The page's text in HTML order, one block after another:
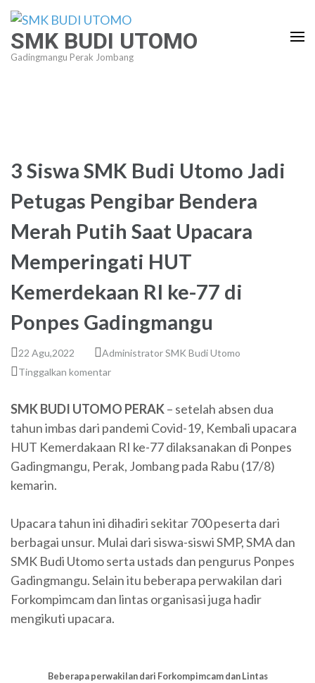
Lompat
konten
(Tekan
SMK BUDI UTOMO
Gadingmangu Perak Jombang
3 Siswa SMK Budi Utomo Jadi
Petugas Pengibar Bendera
Merah Putih Saat Upacara
Memperingati HUT
Kemerdekaan RI ke-77 di
Ponpes Gadingmangu
22 Agu,2022
Administrator SMK Budi Utomo
Tinggalkan komentar
SMK BUDI UTOMO PERAK– setelah absen dua
tahun imbas dari pandemi Covid-19, Kembali upacara
HUT Kemerdakaan RI ke-77 dilaksanakan di Ponpes
Gadingmangu, Perak, Jombang pada Rabu (17/8)
kemarin.
Upacara tahun ini dihadiri sekitar 700 peserta dari
berbagai unsur. Mulai dari siswa-siswi SMP, SMA dan
SMK Budi Utomo serta ustads dan pengurus Ponpes
Gadingmangu. Selain itu beberapa perwakilan dari
Forkompimcam dan lintas organisasi juga hadir
mengikuti upacara.
Beberapa perwakilan dari Forkompimcam dan Lintas